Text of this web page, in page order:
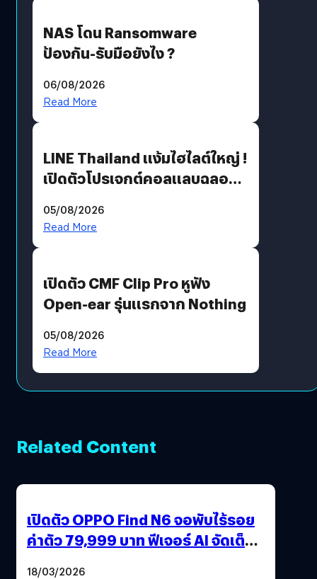
NAS โดน Ransomware
ป้องกัน-รับมือยังไง ?
06/08/2026
Read More
LINE Thailand แง้มไฮไลต์ใหญ่ !
เปิดตัวโปรเจกต์คอลแลบฉลอง
Moon x LINE FRIENDS
05/08/2026
Read More
เปิดตัว CMF Clip Pro หูฟัง
Open-ear รุ่นแรกจาก Nothing
05/08/2026
Read More
Related Content
เปิดตัว OPPO Find N6 จอพับไร้รอย
ค่าตัว 79,999 บาท ฟีเจอร์ AI จัดเต็ม
18/03/2026